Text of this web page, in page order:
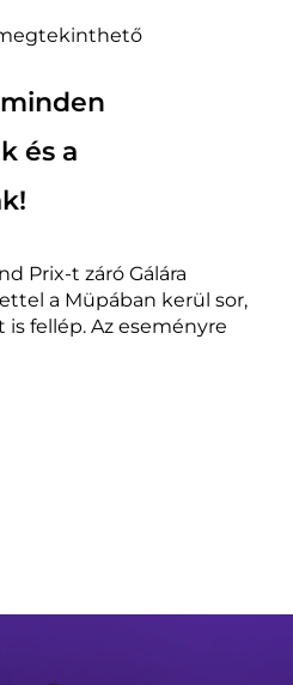
és a
Prix-t záró Gálára
a Müpában kerül sor,
is fellép. Az eseményre